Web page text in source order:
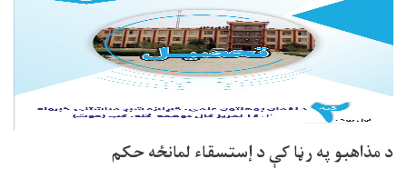
د مذاهبو په رڼا کې د إستسقاء لمانځه حکم